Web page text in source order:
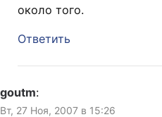
около того.
Ответить
goutm:
Вт, 27 Ноя, 2007 в 15:26